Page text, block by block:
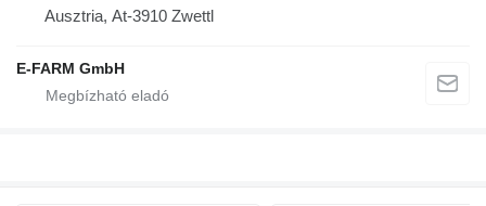
Ausztria, At-3910 Zwettl
E-FARM GmbH